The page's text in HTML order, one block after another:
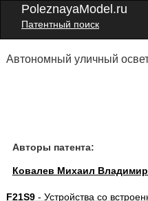
PoleznayaModel.ru
Патентный поиск
Автономный уличный
Авторы патента:
Ковалев Михаил
F21S9- Устройства со